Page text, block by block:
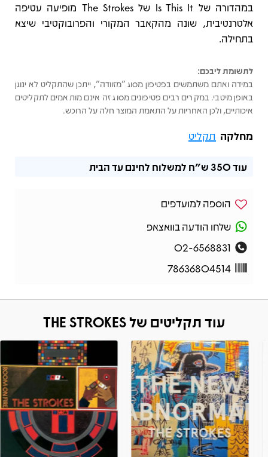
במהדורה של Is This It של The Strokes מופיעה עטיפה
אלטרנטיבית, שונה מהקאבר המקורי והפרובוקטיבי שיצא
בתחילה.
לתשומת ליבכם:
במידה ואתם משתמשים בפטיפון מסוג "מזוודה", ייתכן שהתקליט לא ינוגן
באופן מיטבי. במקרים רבים פטיפונים מסוג זה אינם מותאמים לתקליטים
איכותיים, ולכן האחריות על התאמת המוצר חלה על הרוכש.
מחלקה תקליט
עוד350 ש"ח למשלוח לחינם עד הבית
הוספה למועדפים
שלחו הודעה בוואצאפ
02-6568831
78636804514
עוד תקליטים של THE STROKES